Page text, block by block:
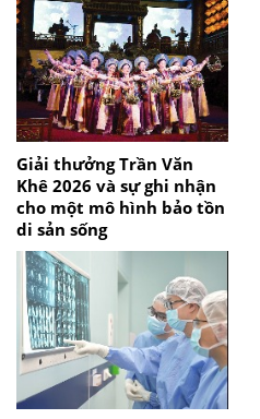
Giải thưởng Trần Văn
Khê 2026 và sự ghi nhận
cho một mô hình bảo tồn
di sản sống